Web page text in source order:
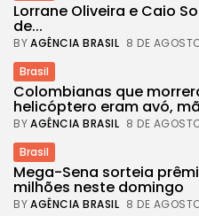
Lorrane Oliveira e Caio
de...
BYAGÊNCIA BRASIL 8 DE
Brasil
Colombianas que
helicóptero eram avó,
BYAGÊNCIA BRASIL 8 DE
Brasil
Mega-Sena sorteia
milhões neste domingo
BYAGÊNCIA BRASIL 8 DE